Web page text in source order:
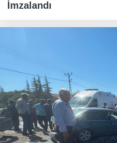
İmzalandı